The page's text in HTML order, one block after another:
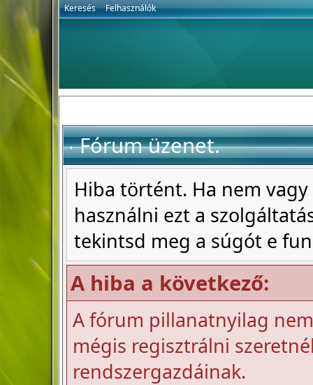
Keresés Felhasználók
Fórum üzenet.
Hiba történt. Ha nem
használni ezt a
tekintsd meg a súgót e
A hiba a következő:
A fórum pillanatnyilag
mégis regisztrálni
rendszergazdáinak.